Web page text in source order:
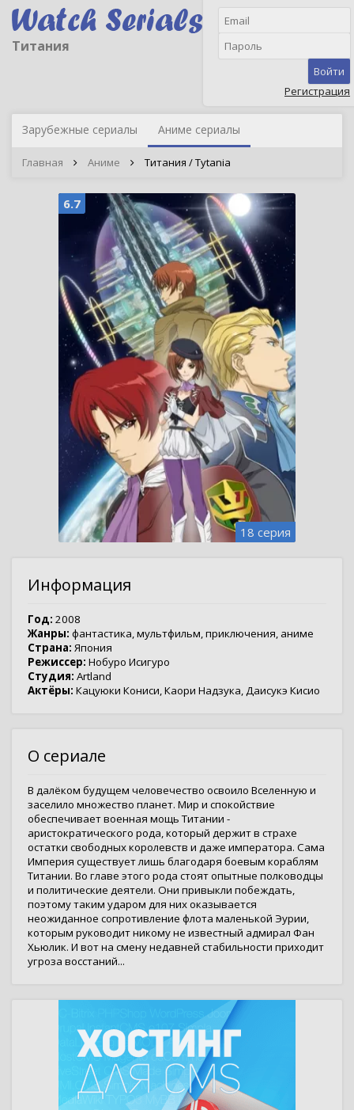
Титания
Войти
Регистрация
Зарубежные сериалы Аниме сериалы
Главная Аниме Титания / Tytania
6.7
18 серия
Информация
Год: 2008
Жанры: фантастика,мультфильм,приключения, аниме
Страна: Япония
Режиссер: Нобуро Исигуро
Студия: Artland
Актёры: Кацуюки Кониси,Каори Надзука,Даисукэ Кисио
О сериале
В далёком будущем человечество освоило Вселенную и
заселило множество планет. Мир и спокойствие
обеспечивает военная мощь Титании -
аристократического рода, который держит в страхе
остатки свободных королевств и даже императора. Сама
Империя существует лишь благодаря боевым кораблям
Титании. Во главе этого рода стоят опытные полководцы
и политические деятели. Они привыкли побеждать,
поэтому таким ударом для них оказывается
неожиданное сопротивление флота маленькой Эурии,
которым руководит никому не известный адмирал Фан
Хьюлик. И вот на смену недавней стабильности приходит
угроза восстаний...